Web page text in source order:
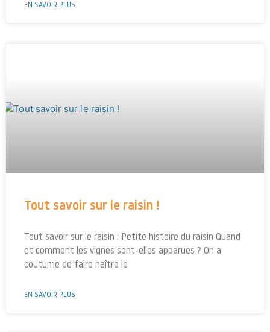
EN SAVOIR PLUS
Tout savoir sur le raisin !
Tout savoir sur le raisin : Petite histoire du raisin Quand
et comment les vignes sont-elles apparues ? On a
coutume de faire naître le
EN SAVOIR PLUS